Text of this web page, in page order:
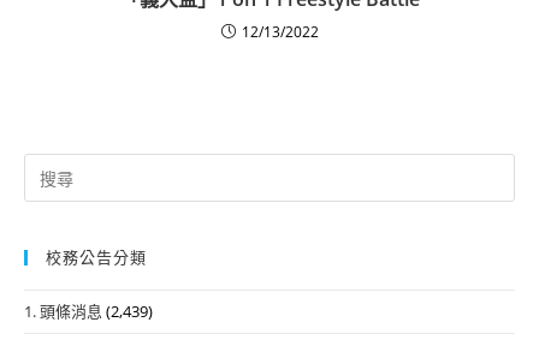
12/13/2022
Search
for:
校務公告分類
1. 頭條消息 (2,439)